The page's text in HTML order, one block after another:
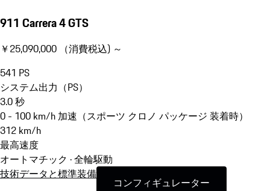
911 Carrera 4 GTS
￥25,090,000 （消費税込) ～
541 PS
システム出力（PS）
3.0秒
0 - 100 km/h 加速（スポーツ クロノ パッケージ 装着時）
312 km/h
最高速度
オートマチック · 全輪駆動
技術データと標準装備
コンフィギュレーター